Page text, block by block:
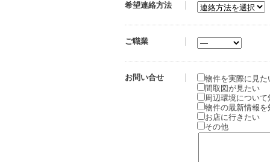
希望連絡方法
ご職業
お問い合せ
物件を実際に見た
間取図が見たい
周辺環境について
物件の最新情報を
お店に行きたい
その他